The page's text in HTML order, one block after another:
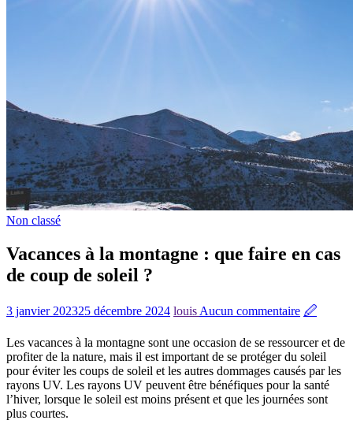
Non classé
Vacances à la montagne : que faire en cas
de coup de soleil ?
3 janvier 202325 décembre 2024 louis Aucun commentaire 🖉
Les vacances à la montagne sont une occasion de se ressourcer et de
profiter de la nature, mais il est important de se protéger du soleil
pour éviter les coups de soleil et les autres dommages causés par les
rayons UV. Les rayons UV peuvent être bénéfiques pour la santé
l’hiver, lorsque le soleil est moins présent et que les journées sont
plus courtes.